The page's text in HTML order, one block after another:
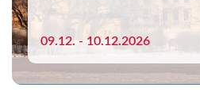
09.12. - 10.12.2026